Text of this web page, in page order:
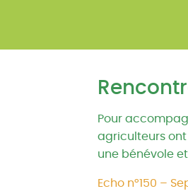
Pour
agriculteurs ont
une bénévole
Echo n°150 –